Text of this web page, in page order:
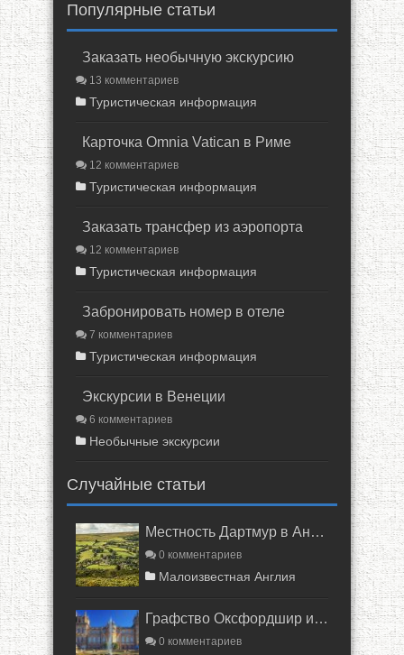
Популярные статьи
Заказать необычную экскурсию
13 комментариев
Туристическая информация
Карточка Omnia Vatican в Риме
12 комментариев
Туристическая информация
Заказать трансфер из аэропорта
12 комментариев
Туристическая информация
Забронировать номер в отеле
7 комментариев
Туристическая информация
Экскурсии в Венеции
6 комментариев
Необычные экскурсии
Случайные статьи
Местность Дартмур в Англии
0 комментариев
Малоизвестная Англия
Графство Оксфордшир и район Котсуолд
0 комментариев